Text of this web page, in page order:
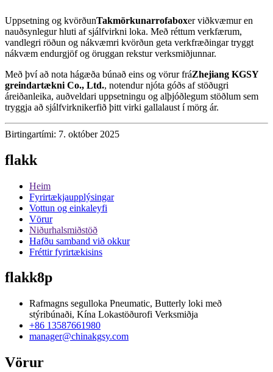
Uppsetning og kvörðunTakmörkunarrofaboxer viðkvæmur en
nauðsynlegur hluti af sjálfvirkni loka. Með réttum verkfærum,
vandlegri röðun og nákvæmri kvörðun geta verkfræðingar tryggt
nákvæm endurgjöf og öruggan rekstur verksmiðjunnar.
Með því að nota hágæða búnað eins og vörur fráZhejiang KGSY
greindartækni Co., Ltd., notendur njóta góðs af stöðugri
áreiðanleika, auðveldari uppsetningu og alþjóðlegum stöðlum sem
tryggja að sjálfvirknikerfið þitt virki gallalaust í mörg ár.
Birtingartími: 7. október 2025
flakk
Heim
Fyrirtækjaupplýsingar
Vottun og einkaleyfi
Vörur
Niðurhalsmiðstöð
Hafðu samband við okkur
Fréttir fyrirtækisins
flakk8p
Rafmagns segulloka Pneumatic, Butterly loki með
stýribúnaði, Kína Lokastöðurofi Verksmiðja
+86 13587661980
manager@chinakgsy.com
Vörur